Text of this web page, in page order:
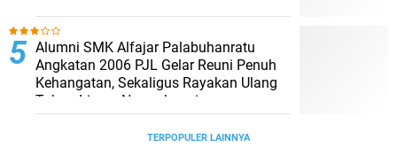
Alumni SMK Alfajar Palabuhanratu
Angkatan 2006 PJL Gelar Reuni Penuh
Kehangatan, Sekaligus Rayakan Ulang
Tahun Lisma Nurmalasari
TERPOPULER LAINNYA